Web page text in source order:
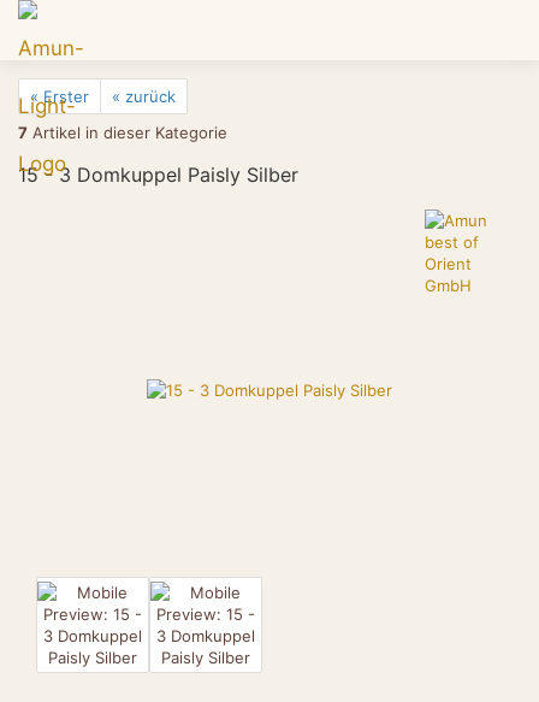
« Erster
« zurück
7 Artikel in dieser Kategorie
15 - 3 Domkuppel Paisly Silber